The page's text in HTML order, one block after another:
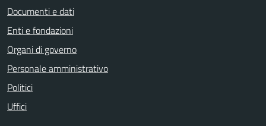
Documenti e dati
Enti e fondazioni
Organi di governo
Personale amministrativo
Politici
Uffici